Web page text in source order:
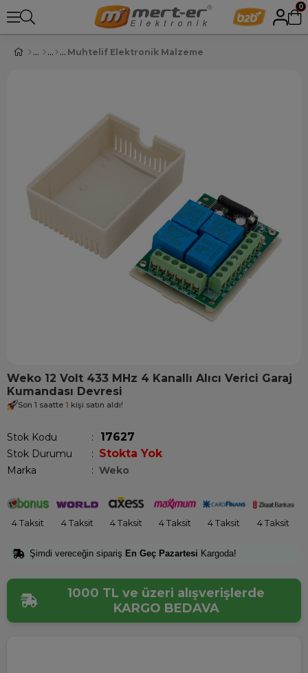
0
Muhtelif Elektronik Malzeme
Weko 12 Volt 433 MHz 4 Kanallı Alıcı Verici Garaj
Kumandası Devresi
Son 1 saatte 1 kişi satın aldı!
Stok Kodu 17627
Stok Durumu : Stokta Yok
Marka : Weko
4 Taksit 4 Taksit 4 Taksit 4 Taksit 4 Taksit 4 Taksit
Şimdi vereceğin sipariş En Geç Pazartesi Kargoda!
1000 TL ve üzeri alışverişlerde
KARGO BEDAVA